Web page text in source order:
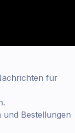
für
Bestellungen